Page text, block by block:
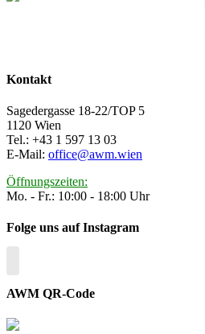
Kontakt
Sagedergasse 18-22/TOP 5
1120 Wien
Tel.: +43 1 597 13 03
E-Mail: office@awm.wien
Öffnungszeiten:
Mo. - Fr.: 10:00 - 18:00 Uhr
Folge uns auf Instagram
AWM QR-Code